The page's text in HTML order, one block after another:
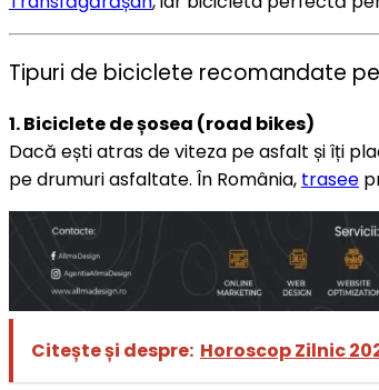
Tipuri de biciclete recomandate
1. Biciclete de șosea (road bikes)
Dacă ești atras de viteza pe asfalt și îți
pe drumuri asfaltate. În România, trasee
Citește și despre: Horoscop Zilnic